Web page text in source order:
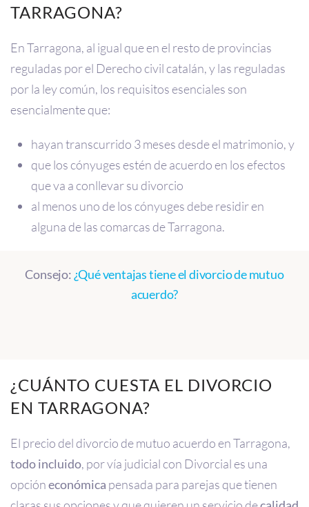
TARRAGONA?
En Tarragona, al igual que en el resto de provincias
reguladas por el Derecho civil catalán, y las reguladas
por la ley común, los requisitos esenciales son
esencialmente que:
hayan transcurrido 3 meses desde el matrimonio, y
que los cónyuges estén de acuerdo en los efectos
que va a conllevar su divorcio
al menos uno de los cónyuges debe residir en
alguna de las comarcas de Tarragona.
Consejo: ¿Qué ventajas tiene el divorcio de mutuo
acuerdo?
¿CUÁNTO CUESTA EL DIVORCIO
EN TARRAGONA?
El precio del divorcio de mutuo acuerdo en Tarragona,
todo incluido, por vía judicial con Divorcial es una
opcióneconómica pensada para parejas que tienen